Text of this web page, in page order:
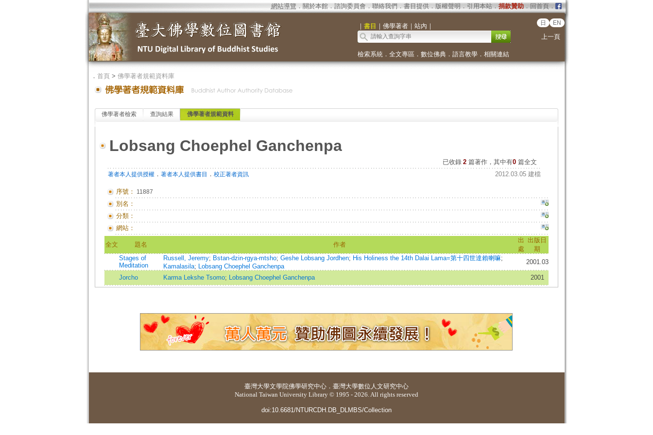
網站導覽 ． 關於本館． 諮詢委員會． 聯絡我們 ． 書目提供． 版權聲明 ． 引用本站． 捐款贊助．回首頁．
｜ 書目 ｜ 佛學著者｜ 站內 ｜ 日 EN
上一頁
檢索系統． 全文專區 ． 數位佛典． 語言教學． 相關連結
． 首頁> 佛學著者規範資料庫
佛學著者檢索 查詢結果 佛學著者規範資料
Lobsang Choephel Ganchenpa
已收錄 2 篇著作，其中有0篇全文
著者本人提供授權． 著者本人提供書目 ． 校正著者資訊 2012.03.05 建檔
序號： 11887
別名：
分類：
網站：
全文 題名 作者
出
處
出版日
期
Stages of
Meditation
Russell, Jeremy; Bstan-dzin-rgya-mtsho; Geshe Lobsang Jordhen; His Holiness the 14th Dalai Lama=第十四世達賴喇嘛;
Kamalasila; Lobsang Choephel Ganchenpa
2001.03
Jorcho Karma Lekshe Tsomo; Lobsang Choephel Ganchenpa 2001
臺灣大學文學院佛學研究中心 ． 臺灣大學數位人文研究中心
National Taiwan University Library © 1995 - 2026. All rights reserved
doi:10.6681/NTURCDH.DB_DLMBS/Collection